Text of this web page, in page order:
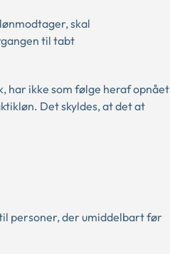
skal
til tabt
ikke som følge heraf opnået
Det skyldes, at det at
personer, der umiddelbart før